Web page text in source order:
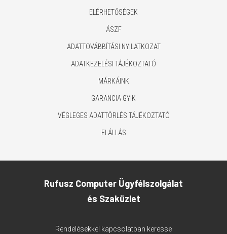
ELÉRHETŐSÉGEK
ÁSZF
ADATTOVÁBBÍTÁSI NYILATKOZAT
ADATKEZELÉSI TÁJÉKOZTATÓ
MÁRKÁINK
GARANCIA GYIK
VÉGLEGES ADATTÖRLÉS TÁJÉKOZTATÓ
ELÁLLÁS
Rufusz Computer Ügyfélszolgálat
és Szaküzlet
Rendelésekkel kapcsolatban keresse